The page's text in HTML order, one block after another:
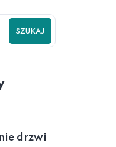
SZUKAJ
drzwi